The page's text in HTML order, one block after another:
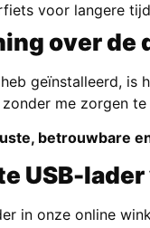
voor langere
over de
geïnstalleerd,
me zorgen
betrouwbare
USB-
in onze online